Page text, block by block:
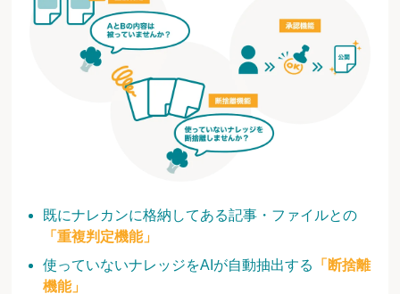
既にナレカンに格納してある記事・ファイルとの
「重複判定機能」
使っていないナレッジをAIが自動抽出する
「断捨離
機能」